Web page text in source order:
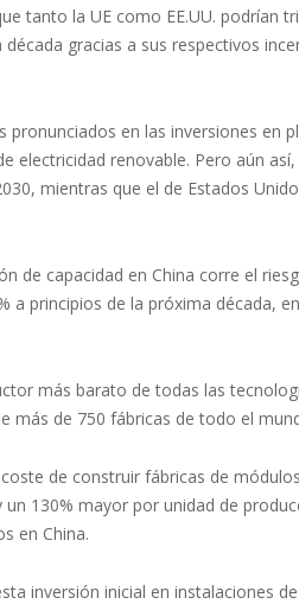
tanto la UE como EE.UU. podrían
gracias a sus respectivos
pronunciados en las inversiones en
electricidad renovable. Pero aún
mientras que el de Estados
de capacidad en China corre el
a principios de la próxima década,
más barato de todas las
más de 750 fábricas de todo el
de construir fábricas de
130% mayor por unidad de
en China.
inversión inicial en instalaciones